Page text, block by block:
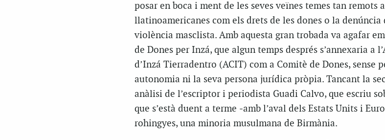
posar en boca i ment de les seves veïnes temes tan remots
llatinoamericanes com els drets de les dones o la denúncia
violència masclista. Amb aquesta gran trobada va agafar
de Dones per Inzá, que algun temps després s’annexaria a
d’Inzá Tierradentro (ACIT) com a Comitè de Dones, sense
autonomia ni la seva persona jurídica pròpia. Tancant la
anàlisi de l’escriptor i periodista Guadi Calvo, que escriu
que s’està duent a terme ‒amb l’aval dels Estats Units i
rohingyes, una minoria musulmana de Birmània.